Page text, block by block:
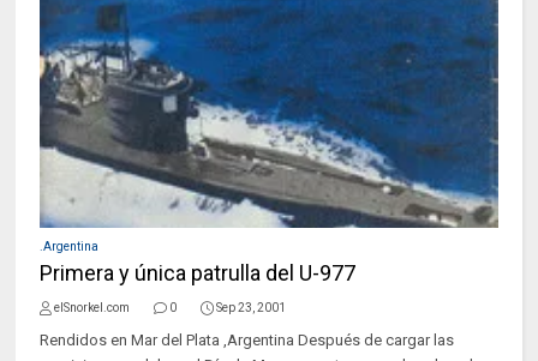
.Argentina
Primera y única patrulla del U-977
elSnorkel.com 0 Sep 23, 2001
Rendidos en Mar del Plata ,Argentina Después de cargar las